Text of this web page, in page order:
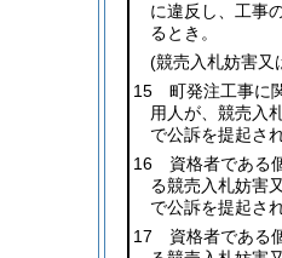
に違反し、工事
るとき。
(競売入札妨害又
15 町発注工事に
用人が、競売入
で公訴を提起さ
16 資格者である
る競売入札妨害
で公訴を提起さ
17 資格者である